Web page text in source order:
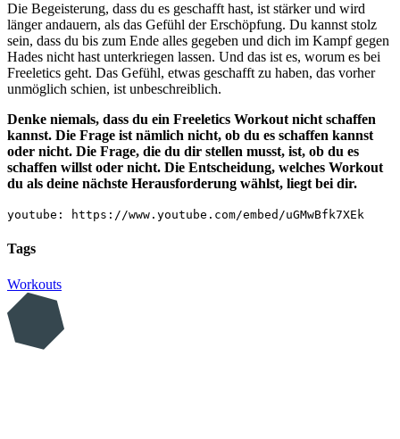
Die Begeisterung, dass du es geschafft hast, ist stärker und wird
länger andauern, als das Gefühl der Erschöpfung. Du kannst stolz
sein, dass du bis zum Ende alles gegeben und dich im Kampf gegen
Hades nicht hast unterkriegen lassen. Und das ist es, worum es bei
Freeletics geht. Das Gefühl, etwas geschafft zu haben, das vorher
unmöglich schien, ist unbeschreiblich.
Denke niemals, dass du ein Freeletics Workout nicht schaffen
kannst. Die Frage ist nämlich nicht, ob du es schaffen kannst
oder nicht. Die Frage, die du dir stellen musst, ist, ob du es
schaffen willst oder nicht. Die Entscheidung, welches Workout
du als deine nächste Herausforderung wählst, liegt bei dir.
youtube: https://www.youtube.com/embed/uGMwBfk7XEk
Tags
Workouts